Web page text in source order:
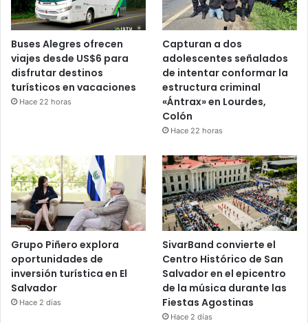
Buses Alegres ofrecen
viajes desde US$6 para
disfrutar destinos
turísticos en vacaciones
Hace 22 horas
Capturan a dos
adolescentes señalados
de intentar conformar la
estructura criminal
«Ántrax» en Lourdes,
Colón
Hace 22 horas
Grupo Piñero explora
oportunidades de
inversión turística en El
Salvador
Hace 2 días
SivarBand convierte el
Centro Histórico de San
Salvador en el epicentro
de la música durante las
Fiestas Agostinas
Hace 2 días